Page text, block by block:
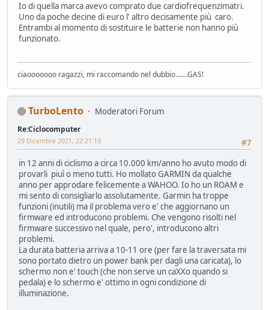
Io di quella marca avevo comprato due cardiofrequenzimatri.
Uno da poche decine di euro l' altro decisamente più caro.
Entrambi al momento di sostituire le batterie non hanno più
funzionato.
ciaooooooo ragazzi, mi raccomando nel dubbio.......GAS!
TurboLento Moderatori Forum
Re:Ciclocomputer
#7
29 Dicembre 2021, 22:21:19
in 12 anni di ciclismo a circa 10.000 km/anno ho avuto modo di
provarli piuì o meno tutti. Ho mollato GARMIN da qualche
anno per approdare felicemente a WAHOO. Io ho un ROAM e
mi sento di consigliarlo assolutamente. Garmin ha troppe
funzioni (inutili) ma il problema vero e' che aggiornano un
firmware ed introducono problemi. Che vengono risolti nel
firmware successivo nel quale, pero', introducono altri
problemi.
La durata batteria arriva a 10-11 ore (per fare la traversata mi
sono portato dietro un power bank per dagli una caricata), lo
schermo non e' touch (che non serve un caXXo quando si
pedala) e lo schermo e' ottimo in ogni condizione di
illuminazione.